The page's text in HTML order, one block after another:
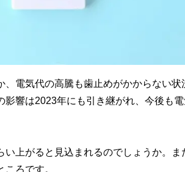
、電気代の高騰も歯止めがかからない
影響は2023年にも引き継がれ、今後も
い上がると見込まれるのでしょうか。
ろです。